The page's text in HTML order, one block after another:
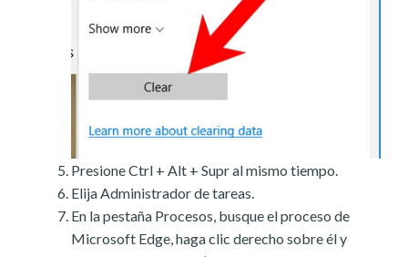
Presione Ctrl + Alt + Supr al mismo tiempo.
Elija Administrador de tareas.
En la pestaña Procesos, busque el proceso de
Microsoft Edge, haga clic derecho sobre él y